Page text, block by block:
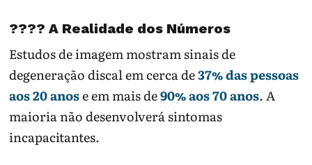
???? A Realidade dos Números
Estudos de imagem mostram sinais de
degeneração discal em cerca de37% das pessoas
aos 20 anose em mais de90% aos 70 anos. A
maioria não desenvolverá sintomas
incapacitantes.